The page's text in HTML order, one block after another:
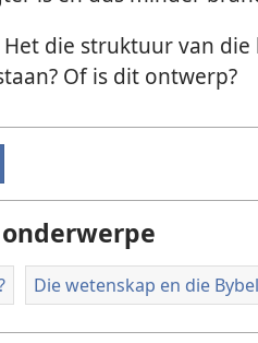
Het die struktuur van
Of is dit ontwerp?
Die wetenskap en die Bybel